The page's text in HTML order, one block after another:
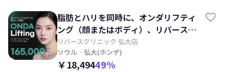
脂肪とハリを同時に、オンダリフティ
ング（顔またはボディ）、リバースク
リニック
リバースクリニック 弘大店
ソウル · 弘大(ホンデ)
￥18,49449%